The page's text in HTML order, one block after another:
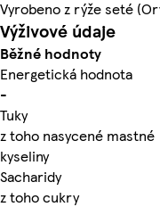
Vyrobeno z rýže seté
Výživové údaje
Běžné hodnoty
Energetická hodnota
-
Tuky
z toho nasycené mastné
kyseliny
Sacharidy
z toho cukry